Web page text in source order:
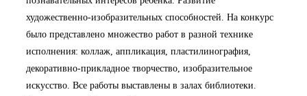
художественно-изобразительных способностей. На конкурс
было представлено множество работ в разной технике
исполнения: коллаж, аппликация, пластилинография,
декоративно-прикладное творчество, изобразительное
искусство. Все работы выставлены в залах библиотеки.